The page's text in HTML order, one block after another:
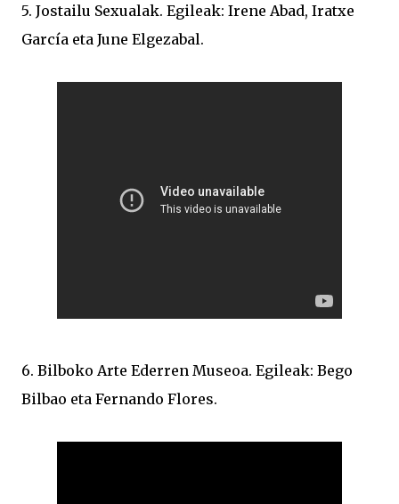
5. Jostailu Sexualak. Egileak: Irene Abad, Iratxe
García eta June Elgezabal.
6. Bilboko Arte Ederren Museoa. Egileak: Bego
Bilbao eta Fernando Flores.